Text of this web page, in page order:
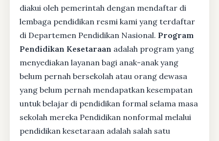
diakui oleh pemerintah dengan mendaftar di
lembaga pendidikan resmi kami yang terdaftar
di Departemen Pendidikan Nasional. Program
Pendidikan Kesetaraan adalah program yang
menyediakan layanan bagi anak-anak yang
belum pernah bersekolah atau orang dewasa
yang belum pernah mendapatkan kesempatan
untuk belajar di pendidikan formal selama masa
sekolah mereka Pendidikan nonformal melalui
pendidikan kesetaraan adalah salah satu